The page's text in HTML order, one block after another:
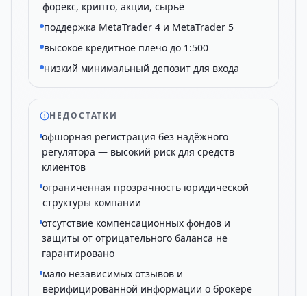
форекс, крипто, акции, сырьё
поддержка MetaTrader 4 и MetaTrader 5
высокое кредитное плечо до 1:500
низкий минимальный депозит для входа
НЕДОСТАТКИ
офшорная регистрация без надёжного
регулятора — высокий риск для средств
клиентов
ограниченная прозрачность юридической
структуры компании
отсутствие компенсационных фондов и
защиты от отрицательного баланса не
гарантировано
мало независимых отзывов и
верифицированной информации о брокере